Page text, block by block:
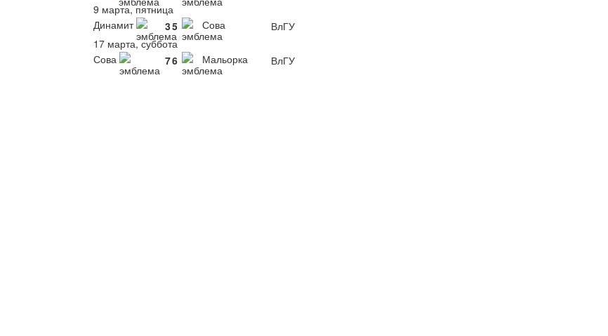
9 марта, пятница
Динамит
35 Сова
ВлГУ
17 марта, суббота
Сова
76 Мальорка ВлГУ